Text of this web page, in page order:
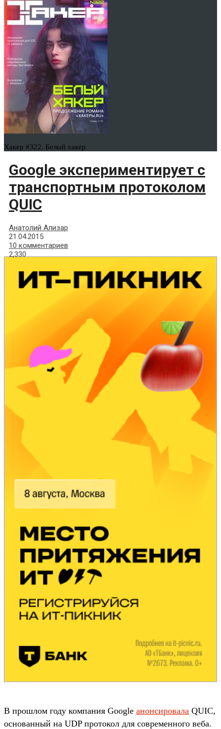
Хакер #322. Белый хакер
Google экспериментирует с
транспортным протоколом
QUIC
Анатолий Ализар
21.04.2015
10 комментариев
2,330
В прошлом году компания Google анонсировала QUIC,
основанный на UDP протокол для современного веба.